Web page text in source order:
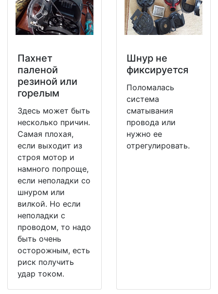
Пахнет
паленой
резиной или
горелым
Здесь может быть
несколько причин.
Самая плохая,
если выходит из
строя мотор и
намного попроще,
если неполадки со
шнуром или
вилкой. Но если
неполадки с
проводом, то надо
быть очень
осторожным, есть
риск получить
удар током.
Шнур не
фиксируется
Поломалась
система
сматывания
провода или
нужно ее
отрегулировать.